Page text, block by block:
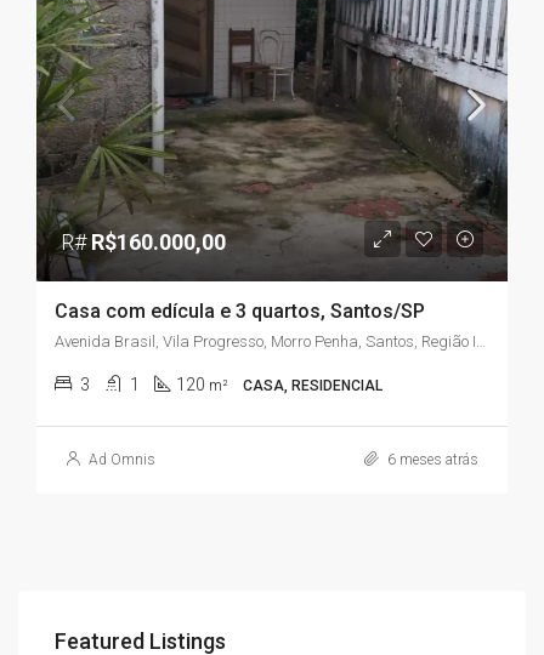
R#R$160.000,00
Casa com edícula e 3 quartos, Santos/SP
Avenida Brasil, Vila Progresso, Morro Penha, Santos, Região Imediata de Santos, Região Metropolitana da Baixada Santista, Região Geográfica Intermediária de São Paulo, São Paulo, Região Sudeste, 11080-060, Brasil
3 1 120 m² CASA, RESIDENCIAL
Ad Omnis 6 meses atrás
Featured Listings